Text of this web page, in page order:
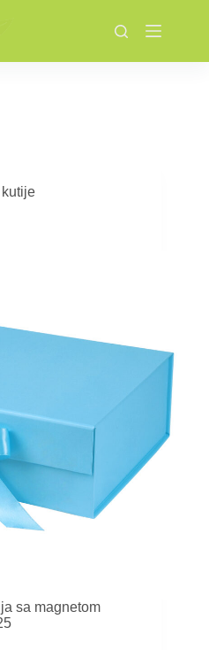
sa magnetom